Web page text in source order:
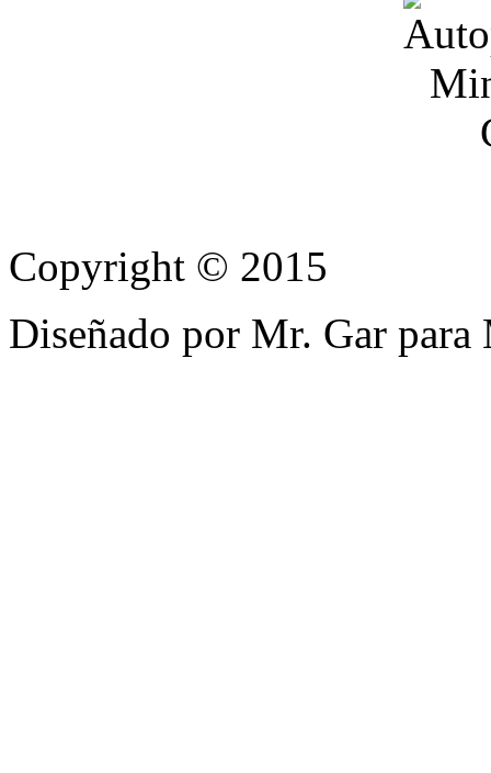
Copyright © 2015
Diseñado por Mr. Gar